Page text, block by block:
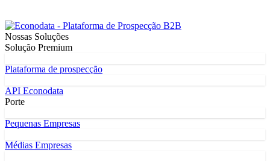
Nossas Soluções
Solução Premium
Plataforma de prospecção
API Econodata
Porte
Pequenas Empresas
Médias Empresas